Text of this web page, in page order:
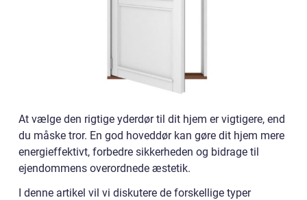
At vælge den rigtige yderdør til dit hjem er vigtigere, end
du måske tror. En god hoveddør kan gøre dit hjem mere
energieffektivt, forbedre sikkerheden og bidrage til
ejendommens overordnede æstetik.
I denne artikel vil vi diskutere de forskellige typer